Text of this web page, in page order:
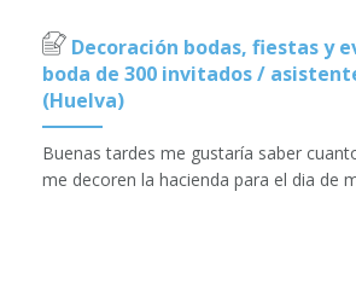
Decoración bodas, fiestas y
boda de 300 invitados /
(Huelva)
Buenas tardes me gustaría saber
me decoren la hacienda para el dia de